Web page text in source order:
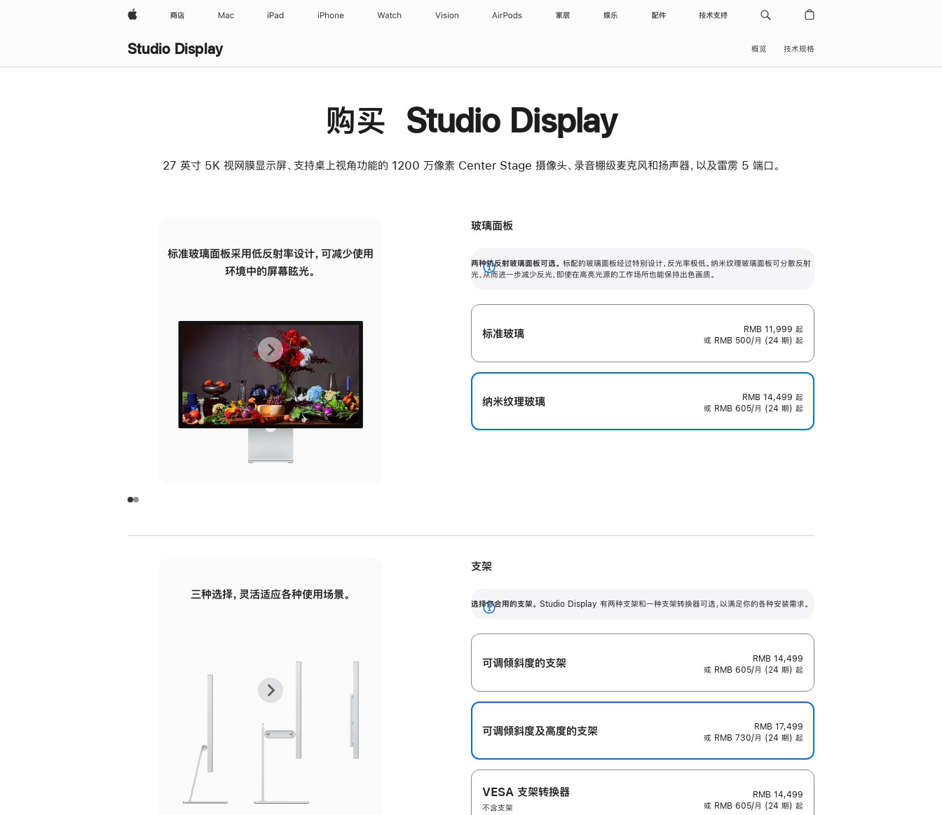
Apple 商店 Mac iPad iPhone Watch Vision AirPods 家居 娱乐 配件 技术支持
Studio Display 概览 技术规格
购买 Studio Display
27 英寸 5K 视网膜显示屏、支持桌上视角功能的 1200 万像素 Center Stage 摄像头、录音棚级麦克风和扬声器，以及雷雳 5 端口。
标准玻璃面板采用低反射率设计，可减少使用
环境中的屏幕眩光。
有高亮光源的场所使用，也能保持出色画质。
上
一
张
图
面
下
一
张
图
面
玻璃面板
两种抗反射玻璃面板可选。 标配的玻璃面板经过特别设计，反光率极低。纳米纹理玻璃面板可分散反射
光，从而进一步减少反光，即使在高亮光源的工作场所也能保持出色画质。
展
标准玻璃 RMB 11,999 起
或 RMB 500/月 (24 期) 起
纳米纹理玻璃 RMB 14,499 起
或 RMB 605/月 (24 期) 起
三种选择，灵活适应各种使用场景。
调节范围。
毫米的高度调节范围。
上
张
下
张
支架
选择你合用的支架。 Studio Display 有两种支架和一种支架转换器可选，以满足你的各种安装需求。
展
开
可调倾斜度的支架
RMB 14,499
或 RMB 605/月 (24 期) 起
可调倾斜度及高‍度的支‍架
RMB 17,499
或 RMB 730/月 (24 期) 起
VESA 支架转换器
不含支架
RMB 14,499
或 RMB 605/月 (24 期) 起